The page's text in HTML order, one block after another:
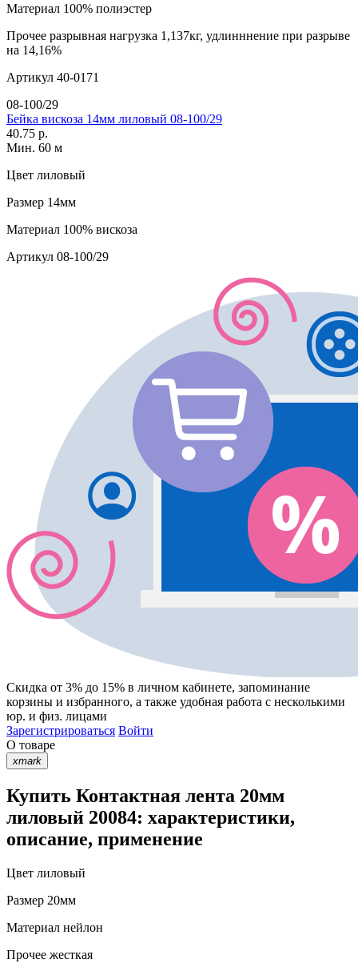
Материал 100% полиэстер
Прочее разрывная нагрузка 1,137кг, удлинннение при разрыве
на 14,16%
Артикул 40-0171
08-100/29
Бейка вискоза 14мм лиловый 08-100/29
40.75 р.
Мин. 60 м
Цвет лиловый
Размер 14мм
Материал 100% вискоза
Артикул 08-100/29
Скидка от 3% до 15% в личном кабинете, запоминание
корзины и избранного, а также удобная работа с несколькими
юр. и физ. лицами
Зарегистрироваться Войти
О товаре
xmark
Купить Контактная лента 20мм
лиловый 20084: характеристики,
описание, применение
Цвет лиловый
Размер 20мм
Материал нейлон
Прочее жесткая